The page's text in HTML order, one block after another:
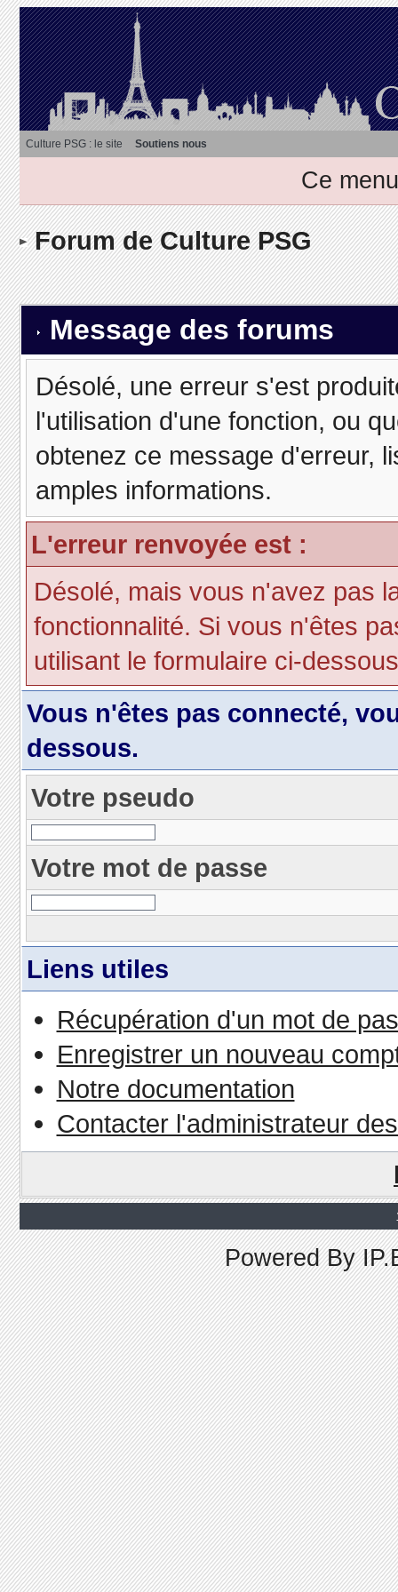
Culture PSG : le site Soutiens nous
Ce
Forum de Culture PSG
Message des forums
Désolé, une erreur s'est
l'utilisation d'une fonction, ou
obtenez ce message d'erreur,
amples informations.
L'erreur renvoyée est :
Désolé, mais vous n'avez pas
fonctionnalité. Si vous n'êtes
utilisant le formulaire ci-
Vous n'êtes pas connecté,
dessous.
Votre pseudo
Votre mot de passe
Liens utiles
Récupération d'un mot de
Enregistrer un nouveau
Notre documentation
Contacter l'administrateur
Powered By